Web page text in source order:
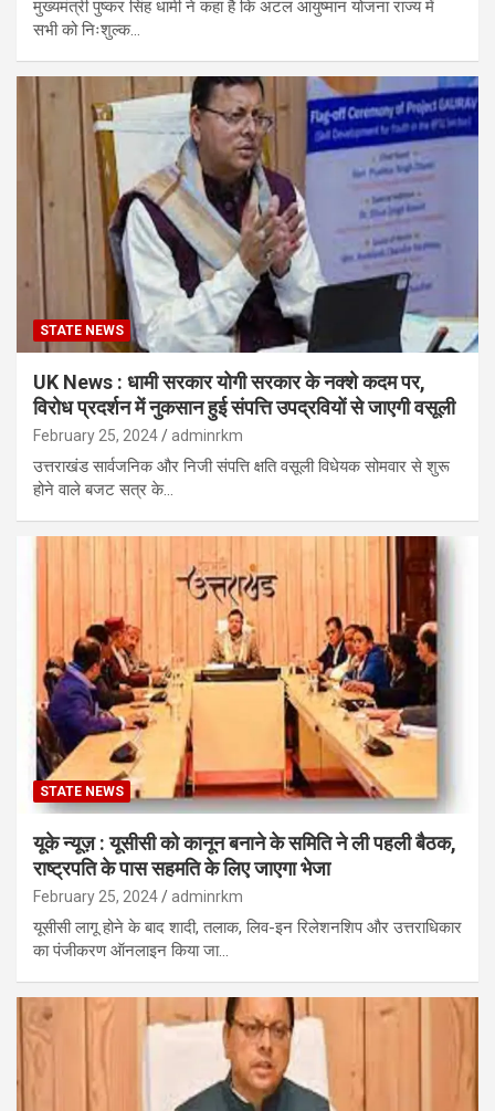
मुख्यमंत्री पुष्कर सिंह धामी ने कहा है कि अटल आयुष्मान योजना राज्य में
सभी को निःशुल्क…
STATE NEWS
UK News : धामी सरकार योगी सरकार के नक्शे कदम पर,
विरोध प्रदर्शन में नुकसान हुई संपत्ति उपद्रवियों से जाएगी वसूली
February 25, 2024 adminrkm
उत्तराखंड सार्वजनिक और निजी संपत्ति क्षति वसूली विधेयक सोमवार से शुरू
होने वाले बजट सत्र के…
STATE NEWS
यूके न्यूज़ : यूसीसी को कानून बनाने के समिति ने ली पहली बैठक,
राष्ट्रपति के पास सहमति के लिए जाएगा भेजा
February 25, 2024 adminrkm
यूसीसी लागू होने के बाद शादी, तलाक, लिव-इन रिलेशनशिप और उत्तराधिकार
का पंजीकरण ऑनलाइन किया जा…